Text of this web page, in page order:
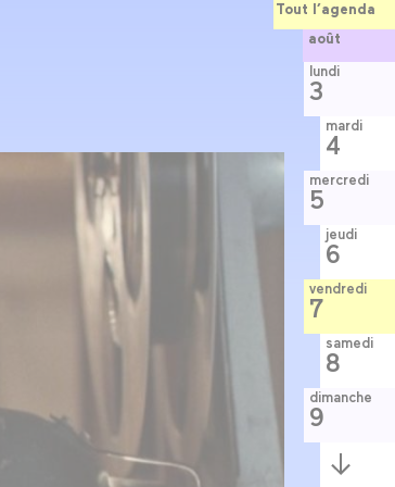
Tout l’agenda
août
lundi
3
mardi
4
mercredi
5
jeudi
6
vendredi
7
samedi
8
dimanche
9
Semaine
suivante